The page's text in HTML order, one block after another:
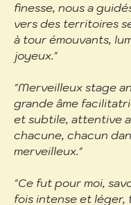
finesse, nous a
vers des territoires
à tour émouvants,
joyeux."
"Merveilleux stage
grande âme
et subtile, attentive
chacune, chacun
merveilleux."
"Ce fut pour moi,
fois intense et léger,